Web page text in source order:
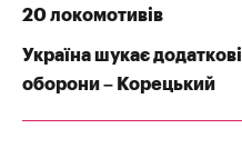
20 локомотивів
Україна шукає
оборони – Корецький